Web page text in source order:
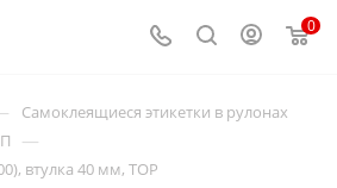
0
Самоклеящиеся этикетки в рулонах
—
втулка 40 мм, TOP